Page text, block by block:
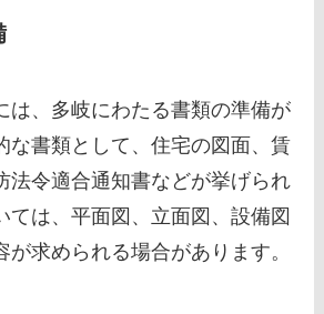
は、多岐にわたる書類の準備が
な書類として、住宅の図面、賃
法令適合通知書などが挙げられ
ては、平面図、立面図、設備図
が求められる場合があります。